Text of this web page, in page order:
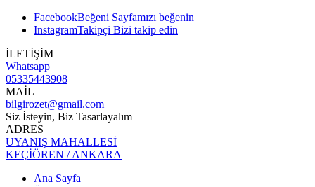
FacebookBeğeni Sayfamızı beğenin
InstagramTakipçi Bizi takip edin
İLETİŞİM
Whatsapp
05335443908
MAİL
bilgirozet@gmail.com
Siz İsteyin, Biz Tasarlayalım
ADRES
UYANIŞ MAHALLESİ
KEÇİÖREN / ANKARA
Ana Sayfa